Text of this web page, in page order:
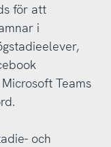
för att
i
Teams
och